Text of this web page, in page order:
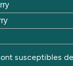
susceptibles